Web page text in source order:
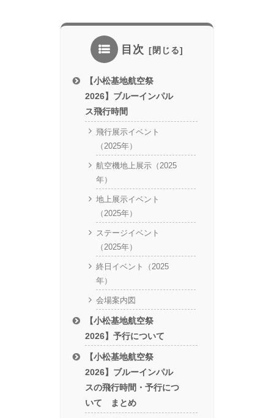
目次
【小松基地航空祭
2026】ブルーインパル
ス飛行時間
飛行展示イベント
（2025年）
航空機地上展示（2025
年）
地上展示イベント
（2025年）
ステージイベント
（2025年）
終日イベント（2025
年）
会場案内図
【小松基地航空祭
2026】予行について
【小松基地航空祭
2026】ブルーインパル
スの飛行時間・予行につ
いて まとめ